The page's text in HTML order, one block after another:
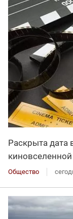
Раскрыта дата
киновселенной
Общество